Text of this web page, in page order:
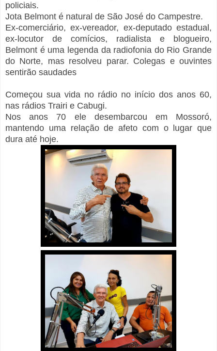
policiais.
Jota Belmont é natural de São José do Campestre.
Ex-comerciário, ex-vereador, ex-deputado estadual,
ex-locutor de comícios, radialista e blogueiro,
Belmont é uma legenda da radiofonia do Rio Grande
do Norte, mas resolveu parar. Colegas e ouvintes
sentirão saudades
Começou sua vida no rádio no início dos anos 60,
nas rádios Trairi e Cabugi.
Nos anos 70 ele desembarcou em Mossoró,
mantendo uma relação de afeto com o lugar que
dura até hoje.